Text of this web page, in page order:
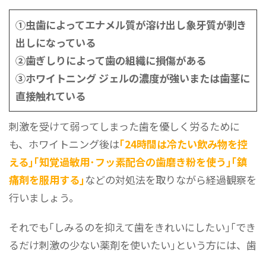
①虫歯によってエナメル質が溶け出し象牙質が剥き
出しになっている
②歯ぎしりによって歯の組織に損傷がある
③ホワイトニング ジェルの濃度が強いまたは歯茎に
直接触れている
刺激を受けて弱ってしまった歯を優しく労るために
も、ホワイトニング後は｢24時間は冷たい飲み物を控
える｣｢知覚過敏用･フッ素配合の歯磨き粉を使う｣｢鎮
痛剤を服用する｣ などの対処法を取りながら経過観察を
行いましょう。
それでも｢しみるのを抑えて歯をきれいにしたい｣｢でき
るだけ刺激の少ない薬剤を使いたい｣という方には、歯